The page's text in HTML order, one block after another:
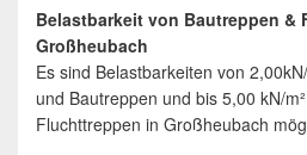
Belastbarkeit von Bautreppen &
Großheubach
Es sind Belastbarkeiten von
und Bautreppen und bis 5,00 kN/
Fluchttreppen in Großheubach